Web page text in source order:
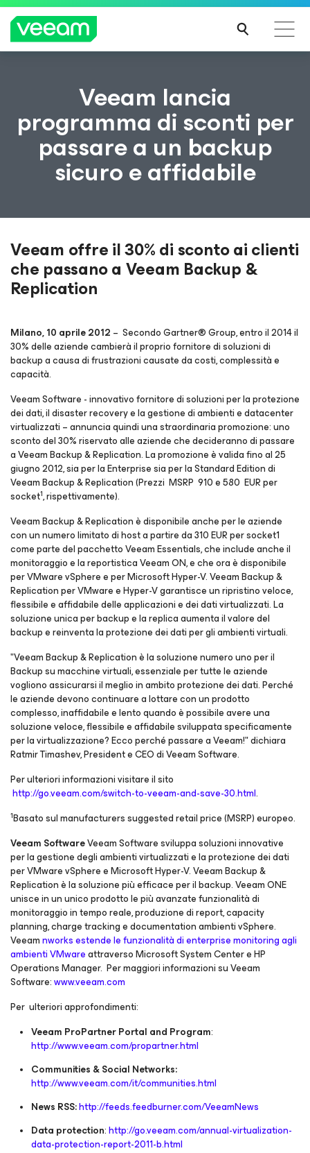
Linee guida di Veeam per i clienti interessati
dall'aggiornamento dei contenuti di CrowdStrike
PER
SAPE
Veeam lancia
programma di sconti per
passare a un backup
sicuro e affidabile
Veeam offre il 30% di sconto ai clienti
che passano a Veeam Backup &
Replication
Milano, 10 aprile 2012 – Secondo Gartner® Group, entro il 2014 il
30% delle aziende cambierà il proprio fornitore di soluzioni di
backup a causa di frustrazioni causate da costi, complessità e
capacità.
Veeam Software - innovativo fornitore di soluzioni per la protezione
dei dati, il disaster recovery e la gestione di ambienti e datacenter
virtualizzati – annuncia quindi una straordinaria promozione: uno
sconto del 30% riservato alle aziende che decideranno di passare
a Veeam Backup & Replication. La promozione è valida fino al 25
giugno 2012, sia per la Enterprise sia per la Standard Edition di
Veeam Backup & Replication (Prezzi MSRP 910 e 580 EUR per
socket1, rispettivamente).
Veeam Backup & Replication è disponibile anche per le aziende
con un numero limitato di host a partire da 310 EUR per socket1
come parte del pacchetto Veeam Essentials, che include anche il
monitoraggio e la reportistica Veeam ON, e che ora è disponibile
per VMware vSphere e per Microsoft Hyper-V. Veeam Backup &
Replication per VMware e Hyper-V garantisce un ripristino veloce,
flessibile e affidabile delle applicazioni e dei dati virtualizzati. La
soluzione unica per backup e la replica aumenta il valore del
backup e reinventa la protezione dei dati per gli ambienti virtuali.
"Veeam Backup & Replication è la soluzione numero uno per il
Backup su macchine virtuali, essenziale per tutte le aziende
vogliono assicurarsi il meglio in ambito protezione dei dati. Perché
le aziende devono continuare a lottare con un prodotto
complesso, inaffidabile e lento quando è possibile avere una
soluzione veloce, flessibile e affidabile sviluppata specificamente
per la virtualizzazione? Ecco perché passare a Veeam!" dichiara
Ratmir Timashev, President e CEO di Veeam Software.
Per ulteriori informazioni visitare il sito
http://go.veeam.com/switch-to-veeam-and-save-30.html.
1Basato sul manufacturers suggested retail price (MSRP) europeo.
Veeam SoftwareVeeam Software sviluppa soluzioni innovative
per la gestione degli ambienti virtualizzati e la protezione dei dati
per VMware vSphere e Microsoft Hyper-V. Veeam Backup &
Replication è la soluzione più efficace per il backup. Veeam ONE
unisce in un unico prodotto le più avanzate funzionalità di
monitoraggio in tempo reale, produzione di report, capacity
planning, charge tracking e documentation ambienti vSphere.
Veeamnworks estende le funzionalità di enterprise monitoring agli
ambienti VMwareattraverso Microsoft System Center e HP
Operations Manager. Per maggiori informazioni su Veeam
Software:www.veeam.com
Per ulteriori approfondimenti:
Veeam ProPartner Portal and Program:
http://www.veeam.com/propartner.html
Communities & Social Networks:
http://www.veeam.com/it/communities.html
News RSS:http://feeds.feedburner.com/VeeamNews
Data protection:http://go.veeam.com/annual-virtualization-
data-protection-report-2011-b.html